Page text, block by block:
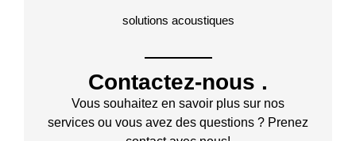
solutions acoustiques
Contactez-nous .
Vous souhaitez en savoir plus sur nos
services ou vous avez des questions ? Prenez